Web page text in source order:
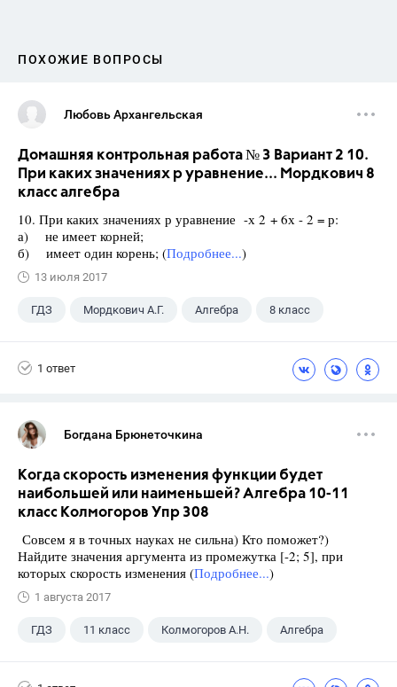
ПОХОЖИЕ ВОПРОСЫ
Любовь Архангельская
Домашняя контрольная работа № 3 Вариант 2 10.
При каких значениях р уравнение... Мордкович 8
класс алгебра
10. При каких значениях р уравнение -х 2 + 6х - 2 = р:
а) не имеет корней;
б) имеет один корень; (Подробнее...)
13 июля 2017
ГДЗ Мордкович А.Г. Алгебра 8 класс
1 ответ
Богдана Брюнеточкина
Когда скорость изменения функции будет
наибольшей или наименьшей? Алгебра 10-11
класс Колмогоров Упр 308
Совсем я в точных науках не сильна) Кто поможет?)
Найдите значения аргумента из промежутка [-2; 5], при
которых скорость изменения (Подробнее...)
1 августа 2017
ГДЗ 11 класс Колмогоров А.Н. Алгебра